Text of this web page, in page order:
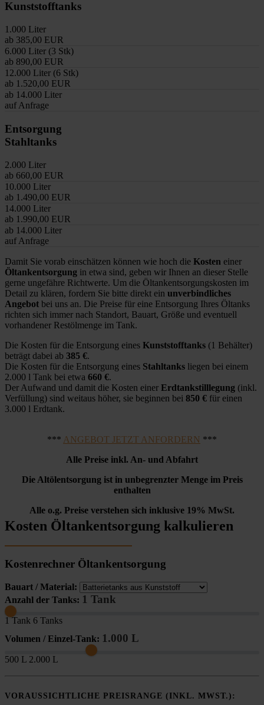
Kunststofftanks
1.000 Liter
ab 385,00 EUR
6.000 Liter (3 Stk)
ab 890,00 EUR
12.000 Liter (6 Stk)
ab 1.520,00 EUR
ab 14.000 Liter
auf Anfrage
Entsorgung
Stahltanks
2.000 Liter
ab 660,00 EUR
10.000 Liter
ab 1.490,00 EUR
14.000 Liter
ab 1.990,00 EUR
ab 14.000 Liter
auf Anfrage
Damit Sie vorab einschätzen können wie hoch die Kosten einer
Öltankentsorgung in etwa sind, geben wir Ihnen an dieser Stelle
gerne ungefähre Richtwerte. Um die Öltankentsorgungskosten im
Detail zu klären, fordern Sie bitte direkt ein unverbindliches
Angebot bei uns an. Die Preise für eine Entsorgung Ihres Öltanks
richten sich immer nach Standort, Bauart, Größe und eventuell
vorhandener Restölmenge im Tank.
Die Kosten für die Entsorgung eines Kunststofftanks (1 Behälter)
beträgt dabei ab 385 €.
Die Kosten für die Entsorgung eines Stahltanks liegen bei einem
2.000 l Tank bei etwa 660 €.
Der Aufwand und damit die Kosten einer Erdtankstilllegung (inkl.
Verfüllung) sind weitaus höher, sie beginnen bei 850 € für einen
3.000 l Erdtank.
*** ANGEBOT JETZT ANFORDERN ***
Alle Preise inkl. An- und Abfahrt
Die Altölentsorgung ist in unbegrenzter Menge im Preis
enthalten
Alle o.g. Preise verstehen sich inklusive 19% MwSt.
Kosten Öltankentsorgung kalkulieren
Kostenrechner Öltankentsorgung
Bauart / Material:
Anzahl der Tanks: 1 Tank
1 Tank 6 Tanks
Volumen / Einzel-Tank: 1.000 L
500 L 2.000 L
VORAUSSICHTLICHE PREISRANGE (INKL. MWST.):